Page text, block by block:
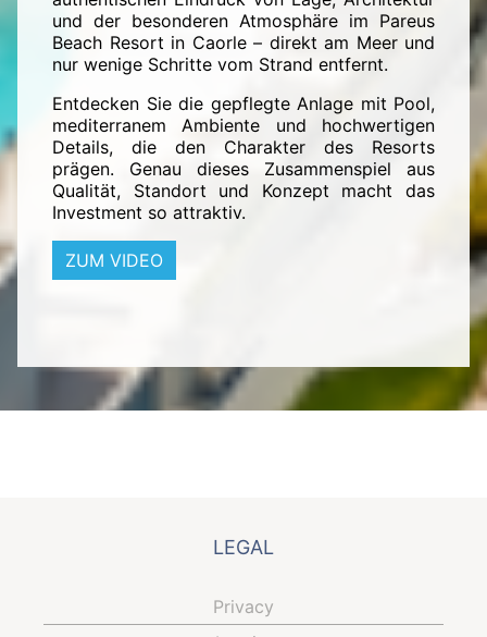
und der besonderen Atmosphäre im Pareus
Beach Resort in Caorle – direkt am Meer und
nur wenige Schritte vom Strand entfernt.
Entdecken Sie die gepflegte Anlage mit Pool,
mediterranem Ambiente und hochwertigen
Details, die den Charakter des Resorts
prägen. Genau dieses Zusammenspiel aus
Qualität, Standort und Konzept macht das
Investment so attraktiv.
ZUM VIDEO
LEGAL
Privacy